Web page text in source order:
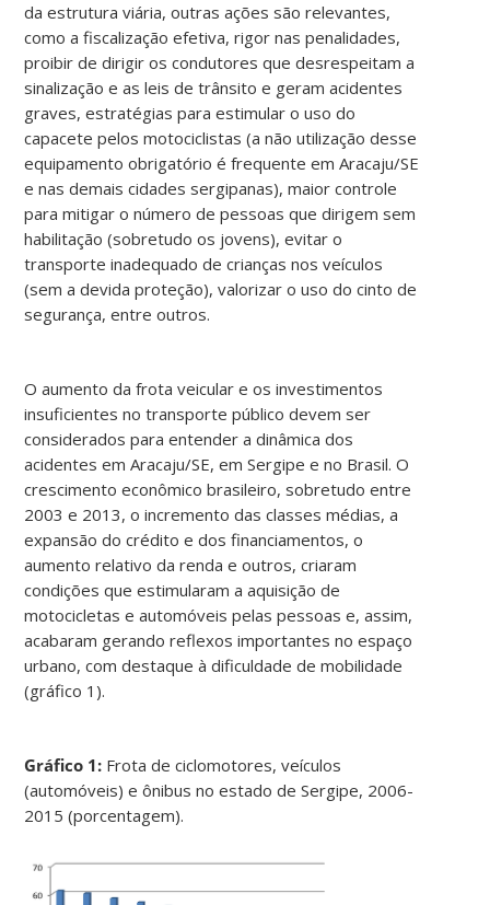
da estrutura viária, outras ações são relevantes,
como a fiscalização efetiva, rigor nas penalidades,
proibir de dirigir os condutores que desrespeitam a
sinalização e as leis de trânsito e geram acidentes
graves, estratégias para estimular o uso do
capacete pelos motociclistas (a não utilização desse
equipamento obrigatório é frequente em Aracaju/SE
e nas demais cidades sergipanas), maior controle
para mitigar o número de pessoas que dirigem sem
habilitação (sobretudo os jovens), evitar o
transporte inadequado de crianças nos veículos
(sem a devida proteção), valorizar o uso do cinto de
segurança, entre outros.
O aumento da frota veicular e os investimentos
insuficientes no transporte público devem ser
considerados para entender a dinâmica dos
acidentes em Aracaju/SE, em Sergipe e no Brasil. O
crescimento econômico brasileiro, sobretudo entre
2003 e 2013, o incremento das classes médias, a
expansão do crédito e dos financiamentos, o
aumento relativo da renda e outros, criaram
condições que estimularam a aquisição de
motocicletas e automóveis pelas pessoas e, assim,
acabaram gerando reflexos importantes no espaço
urbano, com destaque à dificuldade de mobilidade
(gráfico 1).
Gráfico 1: Frota de ciclomotores, veículos
(automóveis) e ônibus no estado de Sergipe, 2006-
2015 (porcentagem).